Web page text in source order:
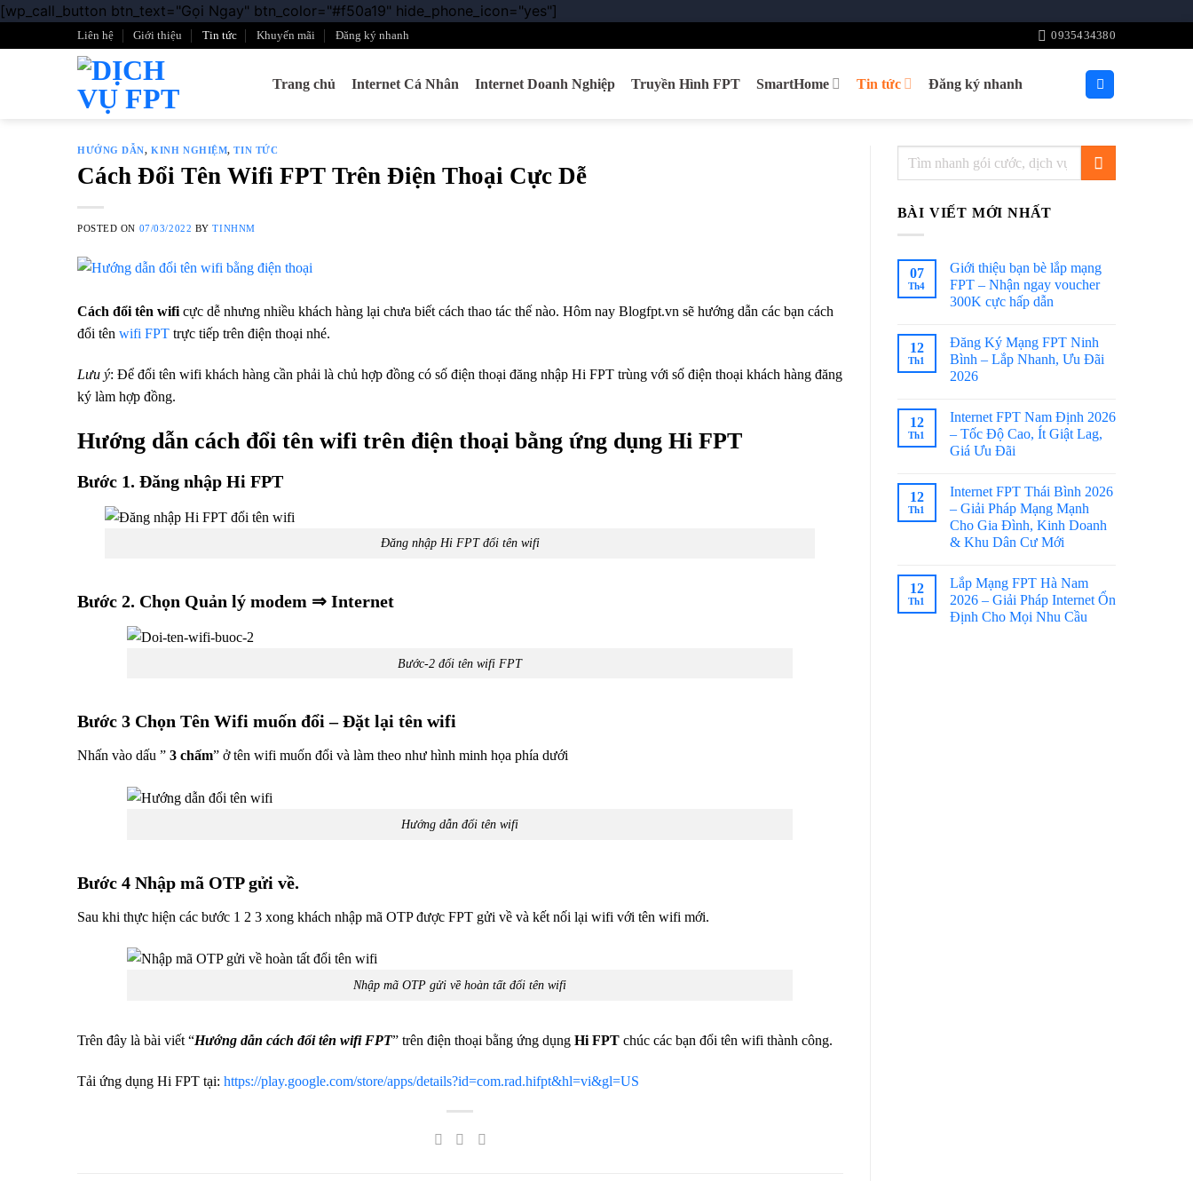
[wp_call_button btn_text="Gọi Ngay" btn_color="#f50a19" hide_phone_icon="yes"]
dung
Liên hệ Giới thiệu Tin tức Khuyến mãi Đăng ký nhanh 0935434380
Trang chủ Internet Cá Nhân Internet Doanh Nghiệp Truyền Hình FPT SmartHome Tin tức Đăng ký nhanh
HƯỚNG DẪN,KINH NGHIỆM,TIN TỨC
Cách Đổi Tên Wifi FPT Trên Điện Thoại Cực Dễ
POSTED ON 07/03/2022 BYTINHNM
Cách đổi tên wificực dễ nhưng nhiều khách hàng lại chưa biết cách thao tác thế nào. Hôm nay Blogfpt.vn sẽ hướng dẫn các bạn cách
đổi tên wifi FPT trực tiếp trên điện thoại nhé.
Lưu ý: Để đổi tên wifi khách hàng cần phải là chủ hợp đồng có số điện thoại đăng nhập Hi FPT trùng với số điện thoại khách hàng đăng
ký làm hợp đồng.
Hướng dẫn cách đổi tên wifi trên điện thoại bằng ứng dụng Hi FPT
Bước 1. Đăng nhập Hi FPT
Đăng nhập Hi FPT đổi tên wifi
Bước 2. Chọn Quản lý modem ⇒ Internet
Bước-2 đổi tên wifi FPT
Bước 3 Chọn Tên Wifi muốn đổi – Đặt lại tên wifi
Nhấn vào dấu ” 3 chấm” ở tên wifi muốn đổi và làm theo như hình minh họa phía dưới
Hướng dẫn đổi tên wifi
Bước 4 Nhập mã OTP gửi về.
Sau khi thực hiện các bước 1 2 3 xong khách nhập mã OTP được FPT gửi về và kết nối lại wifi với tên wifi mới.
Nhập mã OTP gửi về hoàn tất đổi tên wifi
Trên đây là bài viết “Hướng dẫn cách đổi tên wifi FPT” trên điện thoại bằng ứng dụng Hi FPT chúc các bạn đổi tên wifi thành công.
Tải ứng dụng Hi FPT tại: https://play.google.com/store/apps/details?id=com.rad.hifpt&hl=vi&gl=US
BÀI VIẾT MỚI NHẤT
07
Th4
Giới thiệu bạn bè lắp mạng
FPT – Nhận ngay voucher
300K cực hấp dẫn
12
Th1
Đăng Ký Mạng FPT Ninh
Bình – Lắp Nhanh, Ưu Đãi
2026
12
Th1
Internet FPT Nam Định 2026
– Tốc Độ Cao, Ít Giật Lag,
Giá Ưu Đãi
12
Th1
Internet FPT Thái Bình 2026
– Giải Pháp Mạng Mạnh
Cho Gia Đình, Kinh Doanh
& Khu Dân Cư Mới
12
Th1
Lắp Mạng FPT Hà Nam
2026 – Giải Pháp Internet Ổn
Định Cho Mọi Nhu Cầu